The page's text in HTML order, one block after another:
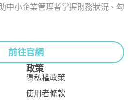
中小企業管理者掌握財務狀況、勾
前往官網
政策
隱私權政策
使用者條款